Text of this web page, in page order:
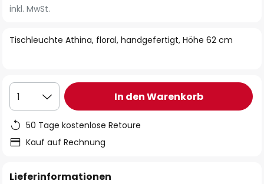
der
springen
Tischleuchte Athina, floral, handgefertigt, Höhe 62 cm
inkl. MwSt.
1 In den Warenkorb
50 Tage kostenlose Retoure
Kauf auf Rechnung
Lieferinformationen